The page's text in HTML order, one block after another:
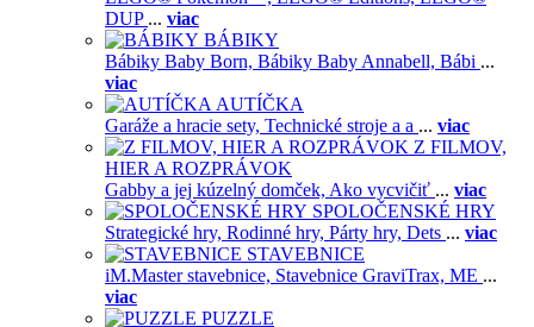
DUP ... viac
BÁBIKY
Bábiky Baby Born, Bábiky Baby Annabell, Bábi ...
viac
AUTÍČKA
Garáže a hracie sety, Technické stroje a a ... viac
Z FILMOV,
HIER A ROZPRÁVOK
Gabby a jej kúzelný domček, Ako vycvičiť ... viac
SPOLOČENSKÉ HRY
Strategické hry, Rodinné hry, Párty hry, Dets ... viac
STAVEBNICE
iM.Master stavebnice, Stavebnice GraviTrax, ME ...
viac
PUZZLE